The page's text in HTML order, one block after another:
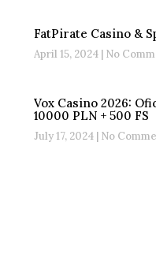
FatPirate Casino &
April 15, 2024 No
Vox Casino 2026:
10000 PLN + 500 FS
July 17, 2024 No